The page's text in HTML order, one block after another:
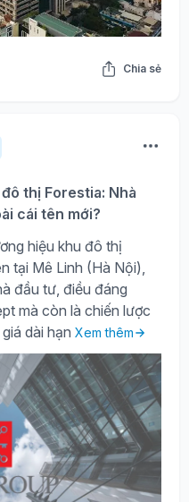
Chia sẻ
thị Forestia: Nhà
cái tên mới?
hiệu khu đô thị
tại Mê Linh (Hà Nội),
đầu tư, điều đáng
mà còn là chiến lược
dài hạn Xem thêm